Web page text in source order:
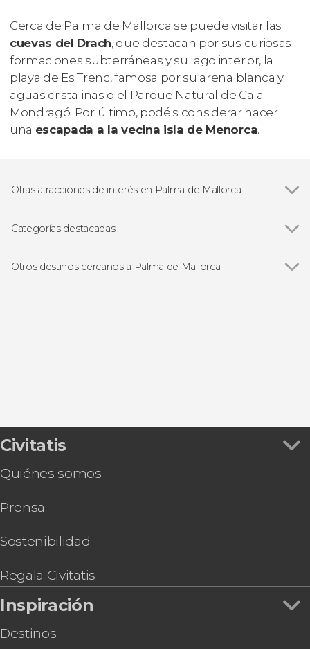
Cerca de Palma de Mallorca se puede visitar las
cuevas del Drach, que destacan por sus curiosas
formaciones subterráneas y su lago interior, la
playa de Es Trenc, famosa por su arena blanca y
aguas cristalinas o el Parque Natural de Cala
Mondragó. Por último, podéis considerar hacer
una escapada a la vecina isla de Menorca.
Otras atracciones de interés en Palma de Mallorca
Categorías destacadas
Free tours en Palma de Mallorca
Otros destinos cercanos a Palma de Mallorca
Civitatis
Quiénes somos
Prensa
Sostenibilidad
Regala Civitatis
Inspiración
Destinos